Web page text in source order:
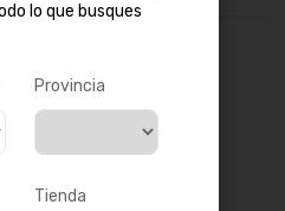
lo que busques
Provincia
Tienda